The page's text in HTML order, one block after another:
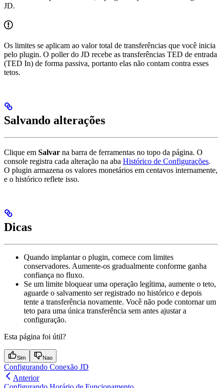
JD.
Os limites se aplicam ao valor total de transferências que você inicia
pelo plugin. O poller do JD recebe as transferências TED de entrada
(TED In) de forma passiva, portanto elas não contam contra esses
tetos.
Salvando alterações
Clique em Salvar na barra de ferramentas no topo da página. O
console registra cada alteração na aba Histórico de Configurações.
O plugin armazena os valores monetários em centavos internamente,
e o histórico reflete isso.
Dicas
Quando implantar o plugin, comece com limites
conservadores. Aumente-os gradualmente conforme ganha
confiança no fluxo.
Se um limite bloquear uma operação legítima, aumente o teto,
aguarde o salvamento ser registrado no histórico e depois
tente a transferência novamente. Você não pode contornar um
teto para uma única transferência sem antes ajustar a
configuração.
Esta página foi útil?
Sim Nao
Configurando Conexão JD
Anterior